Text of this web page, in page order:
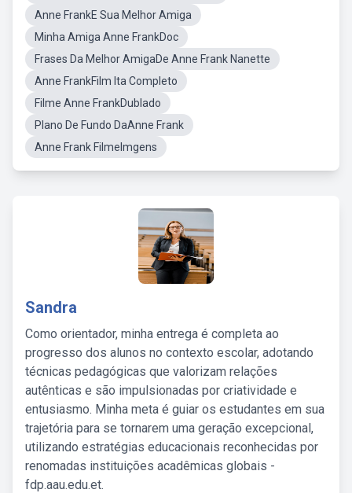
Anne FrankE Sua Melhor Amiga
Minha Amiga Anne FrankDoc
Frases Da Melhor AmigaDe Anne Frank Nanette
Anne FrankFilm Ita Completo
Filme Anne FrankDublado
Plano De Fundo DaAnne Frank
Anne Frank FilmeImgens
Sandra
Como orientador, minha entrega é completa ao
progresso dos alunos no contexto escolar, adotando
técnicas pedagógicas que valorizam relações
autênticas e são impulsionadas por criatividade e
entusiasmo. Minha meta é guiar os estudantes em sua
trajetória para se tornarem uma geração excepcional,
utilizando estratégias educacionais reconhecidas por
renomadas instituições acadêmicas globais -
fdp.aau.edu.et.